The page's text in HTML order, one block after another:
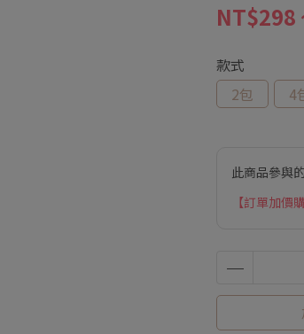
NT$298
款式
2包
4
此商品參與
【訂單加價